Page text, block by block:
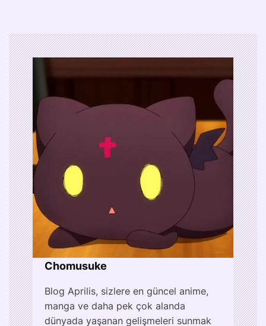
Chomusuke
Blog Aprilis, sizlere en güncel anime,
manga ve daha pek çok alanda
dünyada yaşanan gelişmeleri sunmak